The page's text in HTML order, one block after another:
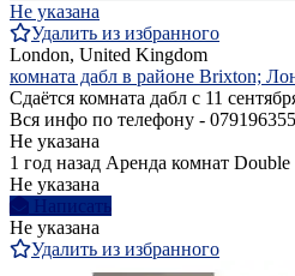
Не указана
Удалить из избранного
London, United Kingdom
комната дабл в районе Brixton;
Сдаётся комната дабл с 11
Вся инфо по телефону -
Не указана
1 год назад Аренда комнат Double
Не указана
Написать
Не указана
Удалить из избранного